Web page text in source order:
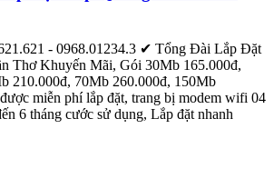
- 0968.01234.3 ✔‎ Tổng Đài Lắp Đặt
Thơ Khuyến Mãi, Gói 30Mb 165.000đ,
210.000đ, 70Mb 260.000đ, 150Mb
miễn phí lắp đặt, trang bị modem wifi 04
6 tháng cước sử dụng, Lắp đặt nhanh